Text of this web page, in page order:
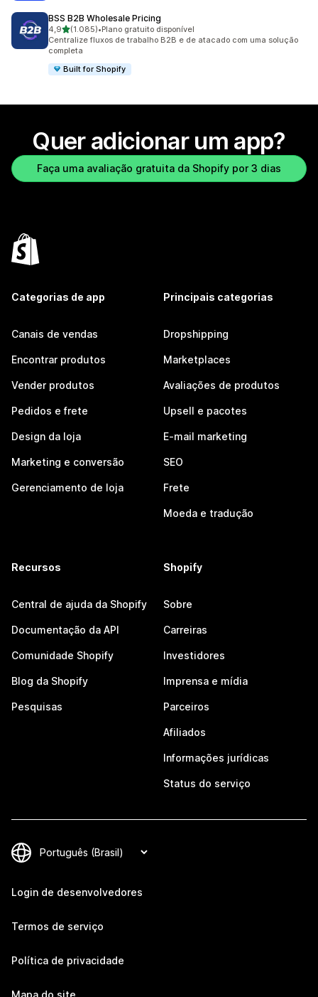
BSS B2B Wholesale Pricing
4,9de 5 estrelas
(1.085)
1085 avaliações ao todo
•Plano gratuito disponível
Centralize fluxos de trabalho B2B e de atacado com uma solução
completa
Built for Shopify
Quer adicionar um app?
Faça uma avaliação gratuita da Shopify por 3 dias
Categorias de app
Canais de vendas
Encontrar produtos
Vender produtos
Pedidos e frete
Design da loja
Marketing e conversão
Gerenciamento de loja
Principais categorias
Dropshipping
Marketplaces
Avaliações de produtos
Upsell e pacotes
E-mail marketing
SEO
Frete
Moeda e tradução
Recursos
Central de ajuda da Shopify
Documentação da API
Comunidade Shopify
Blog da Shopify
Pesquisas
Shopify
Sobre
Carreiras
Investidores
Imprensa e mídia
Parceiros
Afiliados
Informações jurídicas
Status do serviço
Login de desenvolvedores
Termos de serviço
Política de privacidade